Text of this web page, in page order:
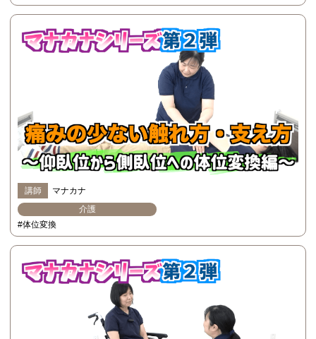
講師
マナカナ
介護
#体位変換